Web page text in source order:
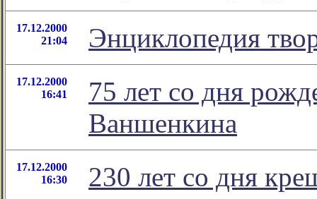
17.12.2000
21:04
Энциклопедия
17.12.2000
16:41
75 лет со дня
Ваншенкина
17.12.2000
16:30
230 лет со дня